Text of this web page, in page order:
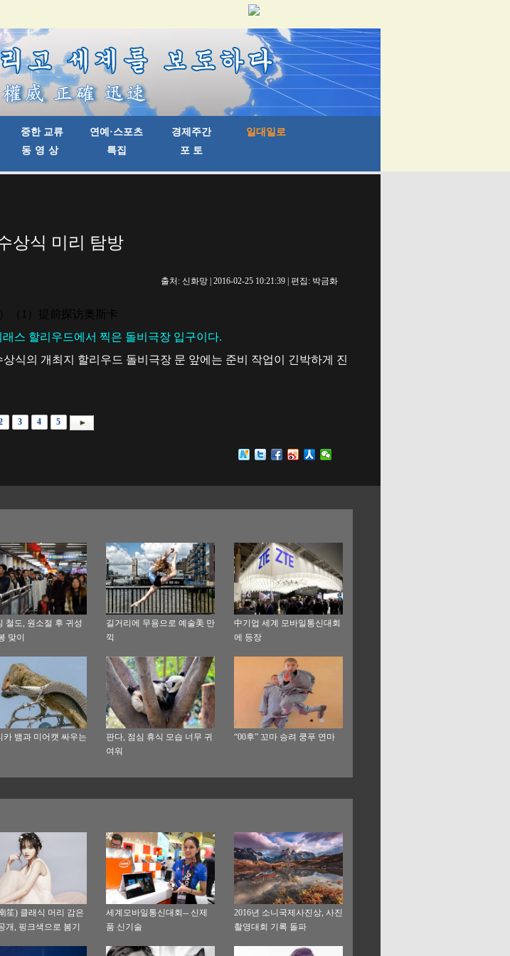
상식 미리 탐방
출처: 신화망 | 2016-02-25 10:21:39 | 편집: 박금화
스 할리우드에서 찍은 돌비극장 입구이다.
식의 개최지 할리우드 돌비극장 문 앞에는 준비 작업이 긴박하게 진
3 4 5
철도, 원소절 후 귀성
맞이
길거리에 무용으로 예술美 만
끽
中기업 세계 모바일통신대회
에 등장
카 뱀과 미어캣 싸우는
판다, 점심 휴식 모습 너무 귀
여워
“00후” 꼬마 승려 쿵푸 연마
笙) 클래식 머리 감은
개, 핑크색으로 봄기
세계모바일통신대회-- 신제
품 신기술
2016년 소니국제사진상, 사진
촬영대회 기록 돌파